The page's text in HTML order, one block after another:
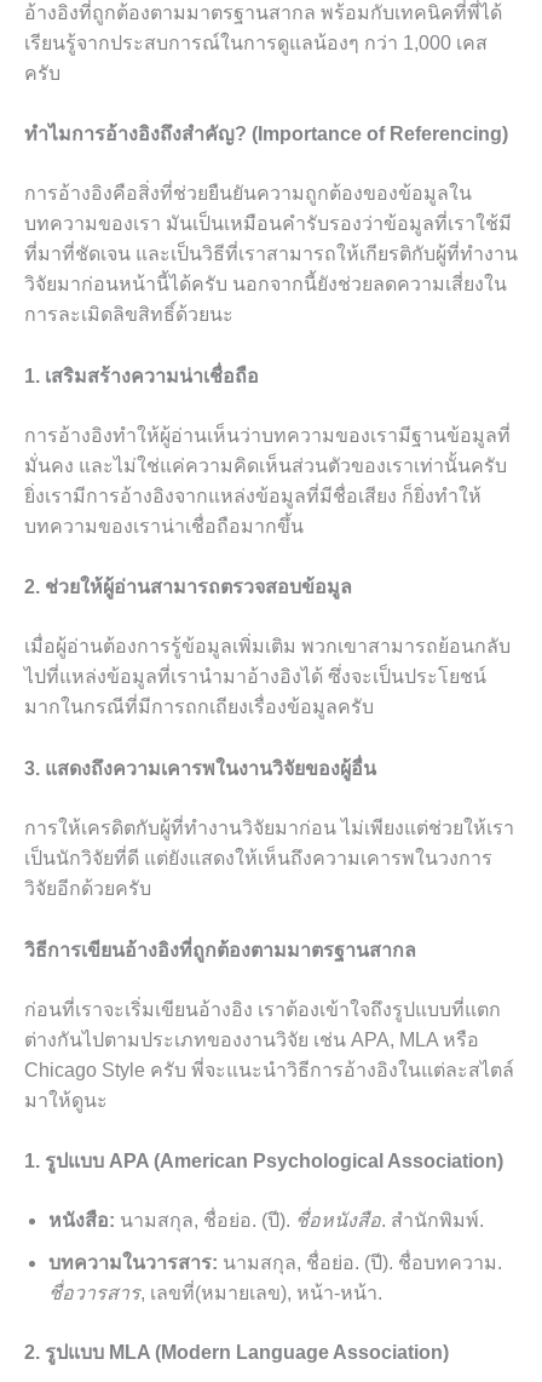
อ้างอิงที่ถูกต้องตามมาตรฐานสากล พร้อมกับเทคนิคที่พี่ได้
เรียนรู้จากประสบการณ์ในการดูแลน้องๆ กว่า 1,000 เคส
ครับ
ทำไมการอ้างอิงถึงสำคัญ? (Importance of Referencing)
การอ้างอิงคือสิ่งที่ช่วยยืนยันความถูกต้องของข้อมูลใน
บทความของเรา มันเป็นเหมือนคำรับรองว่าข้อมูลที่เราใช้มี
ที่มาที่ชัดเจน และเป็นวิธีที่เราสามารถให้เกียรติกับผู้ที่ทำงาน
วิจัยมาก่อนหน้านี้ได้ครับ นอกจากนี้ยังช่วยลดความเสี่ยงใน
การละเมิดลิขสิทธิ์ด้วยนะ
1. เสริมสร้างความน่าเชื่อถือ
การอ้างอิงทำให้ผู้อ่านเห็นว่าบทความของเรามีฐานข้อมูลที่
มั่นคง และไม่ใช่แค่ความคิดเห็นส่วนตัวของเราเท่านั้นครับ
ยิ่งเรามีการอ้างอิงจากแหล่งข้อมูลที่มีชื่อเสียง ก็ยิ่งทำให้
บทความของเราน่าเชื่อถือมากขึ้น
2. ช่วยให้ผู้อ่านสามารถตรวจสอบข้อมูล
เมื่อผู้อ่านต้องการรู้ข้อมูลเพิ่มเติม พวกเขาสามารถย้อนกลับ
ไปที่แหล่งข้อมูลที่เรานำมาอ้างอิงได้ ซึ่งจะเป็นประโยชน์
มากในกรณีที่มีการถกเถียงเรื่องข้อมูลครับ
3. แสดงถึงความเคารพในงานวิจัยของผู้อื่น
การให้เครดิตกับผู้ที่ทำงานวิจัยมาก่อน ไม่เพียงแต่ช่วยให้เรา
เป็นนักวิจัยที่ดี แต่ยังแสดงให้เห็นถึงความเคารพในวงการ
วิจัยอีกด้วยครับ
วิธีการเขียนอ้างอิงที่ถูกต้องตามมาตรฐานสากล
ก่อนที่เราจะเริ่มเขียนอ้างอิง เราต้องเข้าใจถึงรูปแบบที่แตก
ต่างกันไปตามประเภทของงานวิจัย เช่น APA, MLA หรือ
Chicago Style ครับ พี่จะแนะนำวิธีการอ้างอิงในแต่ละสไตล์
มาให้ดูนะ
1. รูปแบบ APA (American Psychological Association)
หนังสือ: นามสกุล, ชื่อย่อ. (ปี). ชื่อหนังสือ. สำนักพิมพ์.
บทความในวารสาร: นามสกุล, ชื่อย่อ. (ปี). ชื่อบทความ.
ชื่อวารสาร, เลขที่(หมายเลข), หน้า-หน้า.
2. รูปแบบ MLA (Modern Language Association)